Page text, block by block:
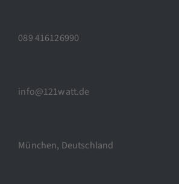
089 416126990
info@121watt.de
München, Deutschland